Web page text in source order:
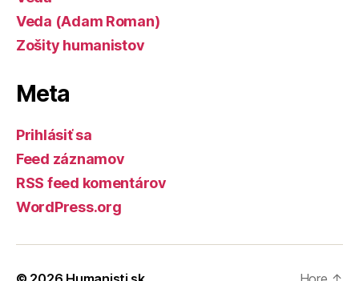
Veda (Adam Roman)
Zošity humanistov
Meta
Prihlásiť sa
Feed záznamov
RSS feed komentárov
WordPress.org